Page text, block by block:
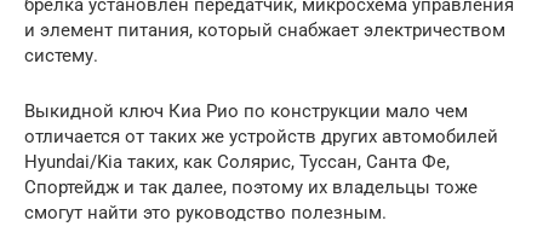
брелка установлен передатчик, микросхема управления
и элемент питания, который снабжает электричеством
систему.
Выкидной ключ Киа Рио по конструкции мало чем
отличается от таких же устройств других автомобилей
Hyundai/Kia таких, как Солярис, Туссан, Санта Фе,
Спортейдж и так далее, поэтому их владельцы тоже
смогут найти это руководство полезным.